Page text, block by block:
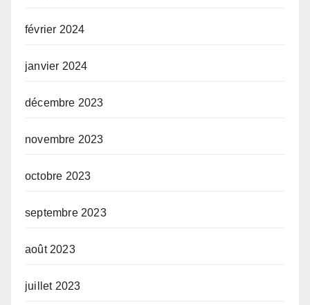
février 2024
janvier 2024
décembre 2023
novembre 2023
octobre 2023
septembre 2023
août 2023
juillet 2023